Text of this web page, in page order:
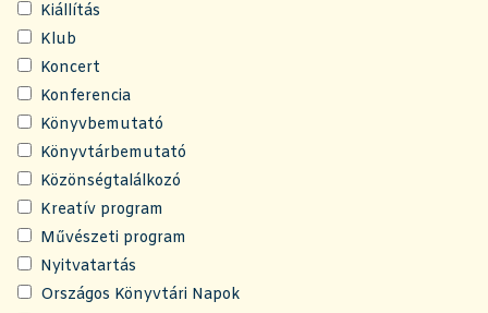
Kiállítás
Klub
Koncert
Konferencia
Könyvbemutató
Könyvtárbemutató
Közönségtalálkozó
Kreatív program
Művészeti program
Nyitvatartás
Országos Könyvtári Napok